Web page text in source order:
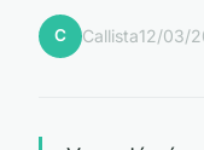
C Callista12/03/